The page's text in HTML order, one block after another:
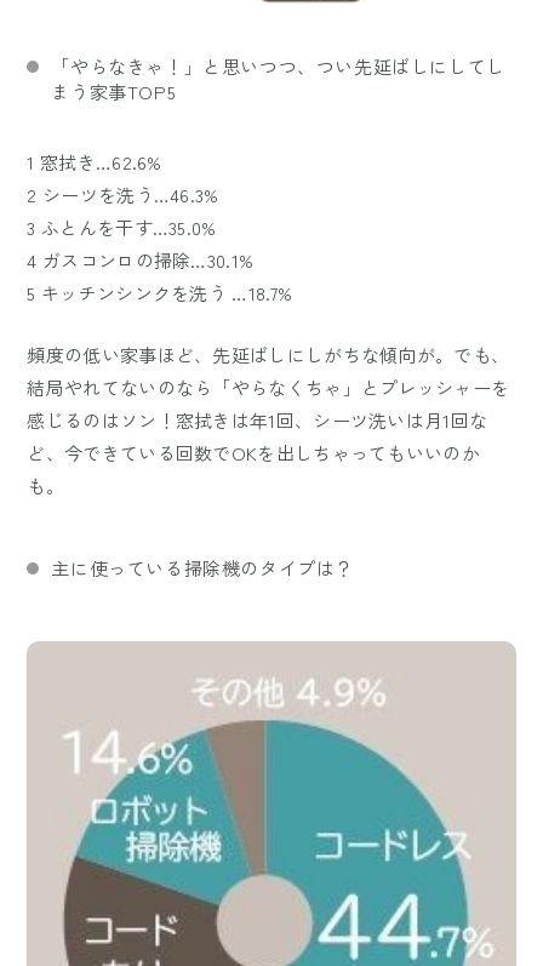
「やらなきゃ！」と思いつつ、つい先延ばしにしてし
まう家事TOP5
1 窓拭き…62.6%
2 シーツを洗う…46.3%
3 ふとんを干す…35.0%
4 ガスコンロの掃除…30.1%
5 キッチンシンクを洗う …18.7%
頻度の低い家事ほど、先延ばしにしがちな傾向が。でも、
結局やれてないのなら「やらなくちゃ」とプレッシャーを
感じるのはソン！窓拭きは年1回、シーツ洗いは月1回な
ど、今できている回数でOKを出しちゃってもいいのか
も。
主に使っている掃除機のタイプは？